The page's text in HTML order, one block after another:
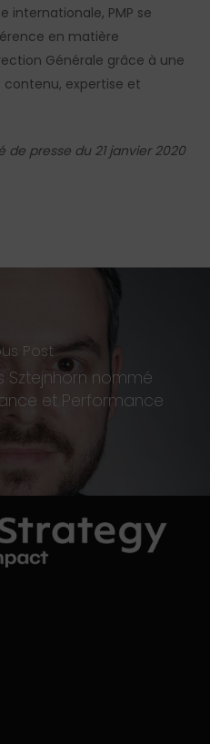
internationale, PMP se
en matière
Générale grâce à une
expertise et
de presse du 21 janvier 2020
Post
Sztejnhorn nommé
et Performance